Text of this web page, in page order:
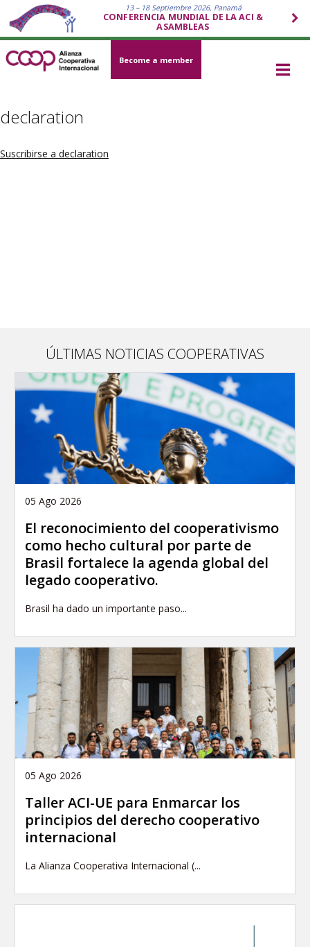
13 – 18 Septiembre 2026, Panamá
CONFERENCIA MUNDIAL DE LA ACI &
ASAMBLEAS
Become a member
declaration
Suscribirse a declaration
ÚLTIMAS NOTICIAS COOPERATIVAS
05 Ago 2026
El reconocimiento del cooperativismo
como hecho cultural por parte de
Brasil fortalece la agenda global del
legado cooperativo.
Brasil ha dado un importante paso...
05 Ago 2026
Taller ACI-UE para Enmarcar los
principios del derecho cooperativo
internacional
La Alianza Cooperativa Internacional (...